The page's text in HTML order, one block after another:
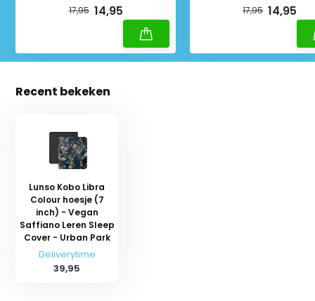
17,95 14,95 17,95 14,95
Recent bekeken
Lunso Kobo Libra
Colour hoesje (7
inch) - Vegan
Saffiano Leren Sleep
Cover - Urban Park
Deliverytime
39,95